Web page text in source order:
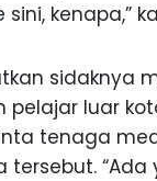
kenapa,”
sidaknya
pelajar luar
tenaga
tersebut.